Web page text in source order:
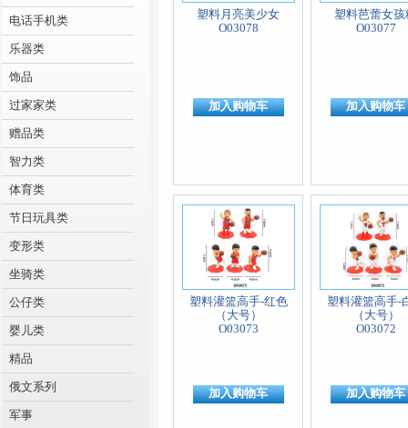
电话手机类
乐器类
饰品
过家家类
赠品类
智力类
体育类
节日玩具类
变形类
坐骑类
公仔类
婴儿类
精品
俄文系列
军事
塑料月亮美少女
O03078
加入购物车
塑料芭蕾女孩
O03077
加入购物车
塑料灌篮高手-红色
（大号）
O03073
加入购物车
塑料灌篮高手-
（大号）
O03072
加入购物车